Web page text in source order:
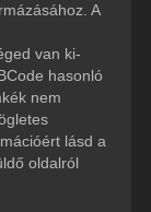
A
van ki-
hasonló
nem
lásd a
oldalról